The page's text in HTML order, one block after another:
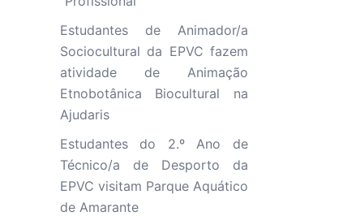
Estudantes de Animador/a
Sociocultural da EPVC fazem
atividade de Animação
Etnobotânica Biocultural na
Ajudaris
Estudantes do 2.º Ano de
Técnico/a de Desporto da
EPVC visitam Parque Aquático
de Amarante